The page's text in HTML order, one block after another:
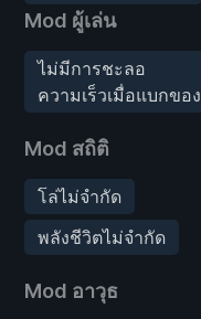
Mod ผู้เล่น
ไม่มีการชะลอ
ความเร็วเมื่อแบกของ
Mod สถิติ
โล่ไม่จำกัด
พลังชีวิตไม่จำกัด
Mod อาวุธ